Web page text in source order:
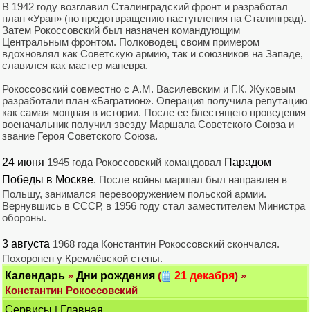
В 1942 году возглавил Сталинградский фронт и разработал
план «Уран» (по предотвращению наступления на Сталинград).
Затем Рокоссовский был назначен командующим
Центральным фронтом. Полководец своим примером
вдохновлял как Советскую армию, так и союзников на Западе,
славился как мастер маневра.
Рокоссовский совместно с А.М. Василевским и Г.К. Жуковым
разработали план «Багратион». Операция получила репутацию
как самая мощная в истории. После ее блестящего проведения
военачальник получил звезду Маршала Советского Союза и
звание Героя Советского Союза.
24 июня 1945 года Рокоссовский командовал Парадом
Победы в Москве. После войны маршал был направлен в
Польшу, занимался перевооружением польской армии.
Вернувшись в СССР, в 1956 году стал заместителем Министра
обороны.
3 августа 1968 года Константин Рокоссовский скончался.
Похоронен у Кремлёвской стены.
Календарь » Дни рождения ( 21 декабря) »
Константин Рокоссовский
Сервисы | Главная